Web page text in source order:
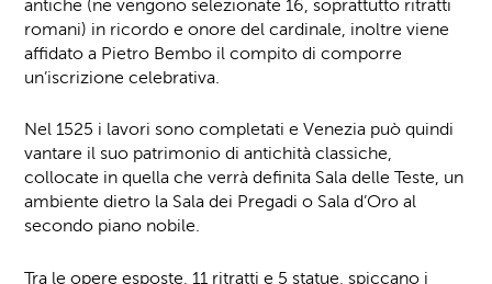
antiche (ne vengono selezionate 16, soprattutto ritratti
romani) in ricordo e onore del cardinale, inoltre viene
affidato a Pietro Bembo il compito di comporre
un’iscrizione celebrativa.
Nel 1525 i lavori sono completati e Venezia può quindi
vantare il suo patrimonio di antichità classiche,
collocate in quella che verrà definita Sala delle Teste, un
ambiente dietro la Sala dei Pregadi o Sala d’Oro al
secondo piano nobile.
Tra le opere esposte, 11 ritratti e 5 statue, spiccano i